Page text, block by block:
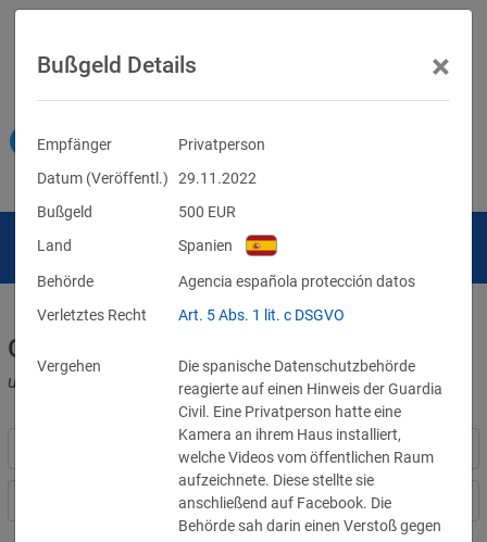
Geldbußen für DSGVO-Verstöße
und für Verletzungen anderer Datenschutzgesetze
Nach Land filtern
Bußgeld Details ×
Empfänger
Privatperson
Datum (Veröffentl.)
29.11.2022
Bußgeld
500 EUR
Land
Spanien
Behörde
Agencia española protección datos
Verletztes Recht
Art. 5 Abs. 1 lit. c DSGVO
Vergehen
Die spanische Datenschutzbehörde
reagierte auf einen Hinweis der Guardia
Civil. Eine Privatperson hatte eine
Kamera an ihrem Haus installiert,
welche Videos vom öffentlichen Raum
aufzeichnete. Diese stellte sie
anschließend auf Facebook. Die
Behörde sah darin einen Verstoß gegen